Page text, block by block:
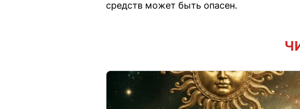
средств может быть опасен.